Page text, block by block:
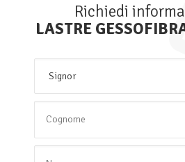
Richiedi
LASTRE